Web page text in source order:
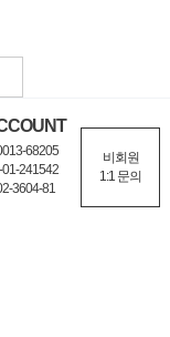
68205
241542
3604-81
비회원
1:1 문의